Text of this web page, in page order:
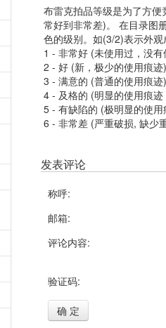
布雷克拍品等级是为了方
常好到非常差)。 在目录图
色的级别。如(3/2)表示外
1 - 非常好 (未使用过，没
2 - 好 (新，极少的使用痕迹)
3 - 满意的 (普通的使用痕迹)
4 - 及格的 (明显的使用痕
5 - 有缺陷的 (极明显的使
6 - 非常差 (严重破损, 缺少
发表评论
称呼:
邮箱:
评论内容:
验证码:
确 定